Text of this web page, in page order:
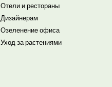
Отели и рестораны
Дизайнерам
Озеленение офиса
Уход за растениями